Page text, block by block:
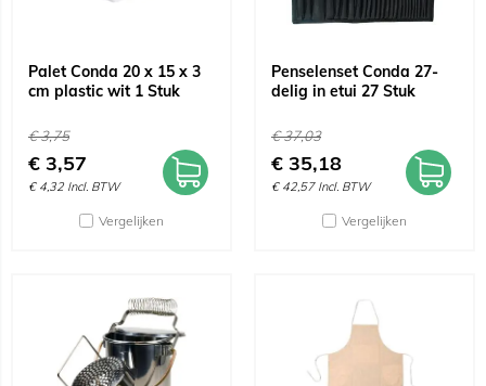
Palet Conda 20 x 15 x 3
cm plastic wit 1 Stuk
€3,75
€ 3,57
€ 4,32 Incl. BTW
Vergelijken
Penselenset Conda 27-
delig in etui 27 Stuk
€37,03
€ 35,18
€ 42,57 Incl. BTW
Vergelijken